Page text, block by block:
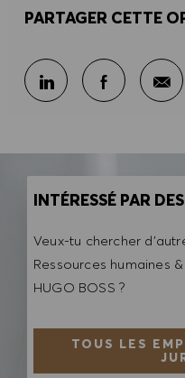
PARTAGER CETTE
Partager sur
INTÉRESSÉ PAR
Veux-tu chercher
Ressources humaines
HUGO BOSS ?
TOUS LES